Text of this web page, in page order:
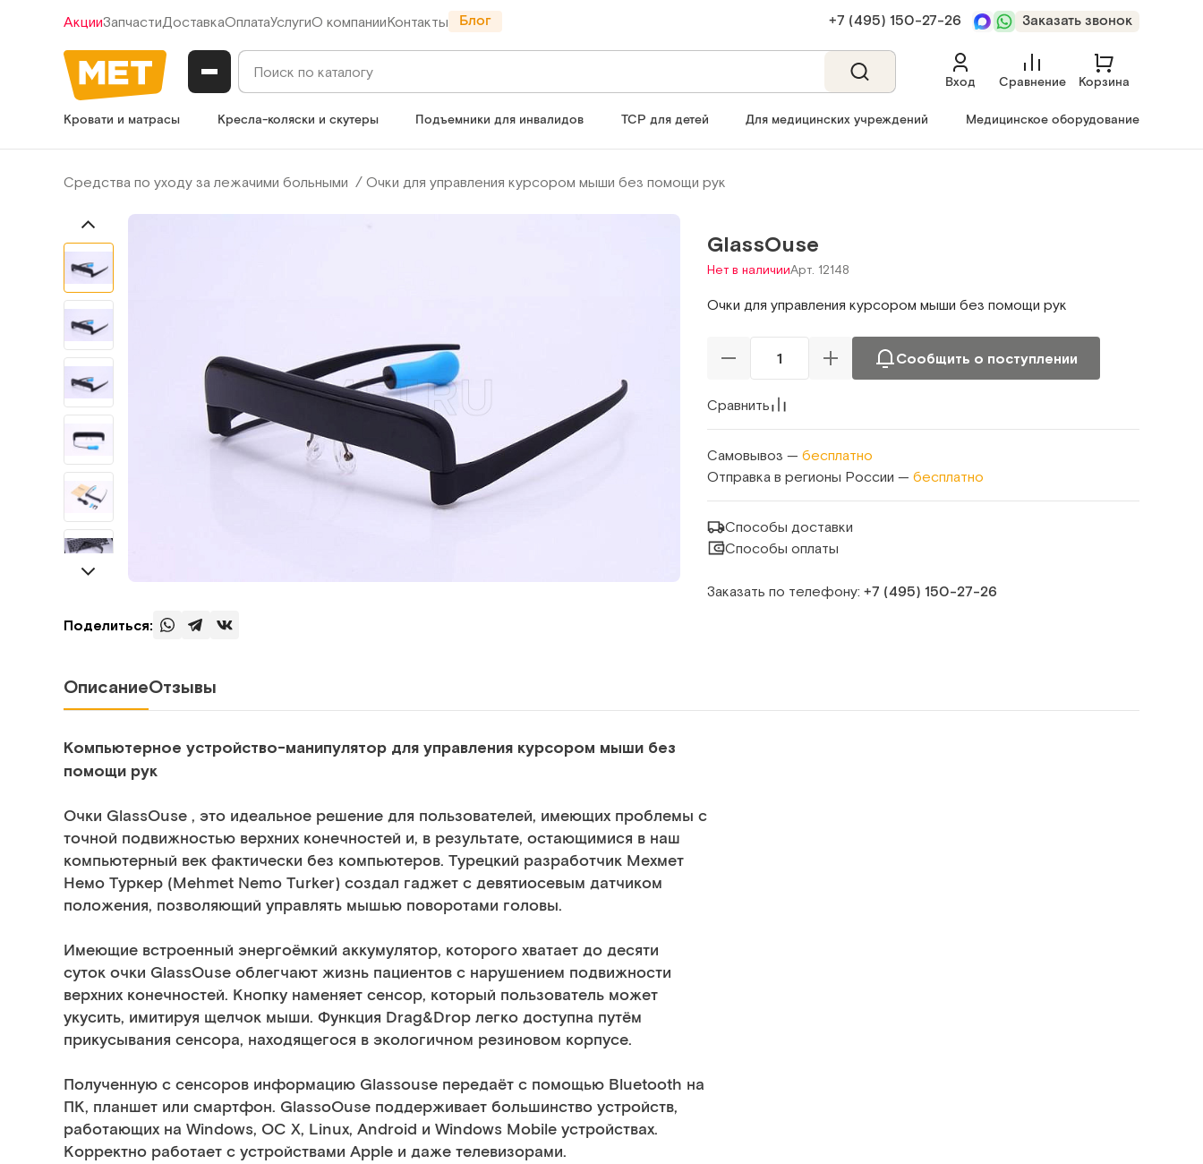
АкцииЗапчастиДоставкаОплатаУслугиО компанииКонтакты Блог +7 (495) 150‑27‑26 Заказать звонок
Вход Сравнение Корзина
Кровати и матрасы Кресла-коляски и скутеры Подъемники для инвалидов ТСР для детей Для медицинских учреждений Медицинское оборудование
Средства по уходу за лежачими больными Очки для управления курсором мыши без помощи рук
Поделиться:
GlassOuse
Нет в наличииАрт. 12148
Очки для управления курсором мыши без помощи рук
Сообщить о поступлении
Сравнить
Самовывоз — бесплатно
Отправка в регионы России — бесплатно
Способы доставки
Способы оплаты
Заказать по телефону: +7 (495) 150‑27‑26
ОписаниеОтзывы
Компьютерное устройство-манипулятор для управления курсором мыши без
помощи рук
Очки GlassOuse , это идеальное решение для пользователей, имеющих проблемы с
точной подвижностью верхних конечностей и, в результате, остающимися в наш
компьютерный век фактически без компьютеров. Турецкий разработчик Мехмет
Немо Туркер (Mehmet Nemo Turker) создал гаджет с девятиосевым датчиком
положения, позволяющий управлять мышью поворотами головы.
Имеющие встроенный энергоёмкий аккумулятор, которого хватает до десяти
суток очки GlassOuse облегчают жизнь пациентов с нарушением подвижности
верхних конечностей. Кнопку наменяет сенсор, который пользователь может
укусить, имитируя щелчок мыши. Функция Drag&Drop легко доступна путём
прикусывания сенсора, находящегося в экологичном резиновом корпусе.
Полученную с сенсоров информацию Glassouse передаёт с помощью Bluetooth на
ПК, планшет или смартфон. GlassoОuse поддерживает большинство устройств,
работающих на Windows, ОС X, Linux, Android и Windows Mobile устройствах.
Корректно работает с устройствами Apple и даже телевизорами.